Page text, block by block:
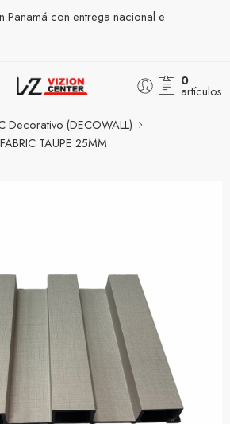
Panamá con entrega nacional e
0
artículos
Decorativo (DECOWALL)
FABRIC TAUPE 25MM